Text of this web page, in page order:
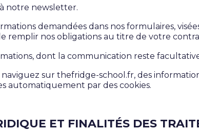
notre newsletter.
demandées dans nos formulaires,
remplir nos obligations au titre de votre
dont la communication reste
sur thefridge-school.fr, des
automatiquement par des cookies.
ET FINALITÉS DES